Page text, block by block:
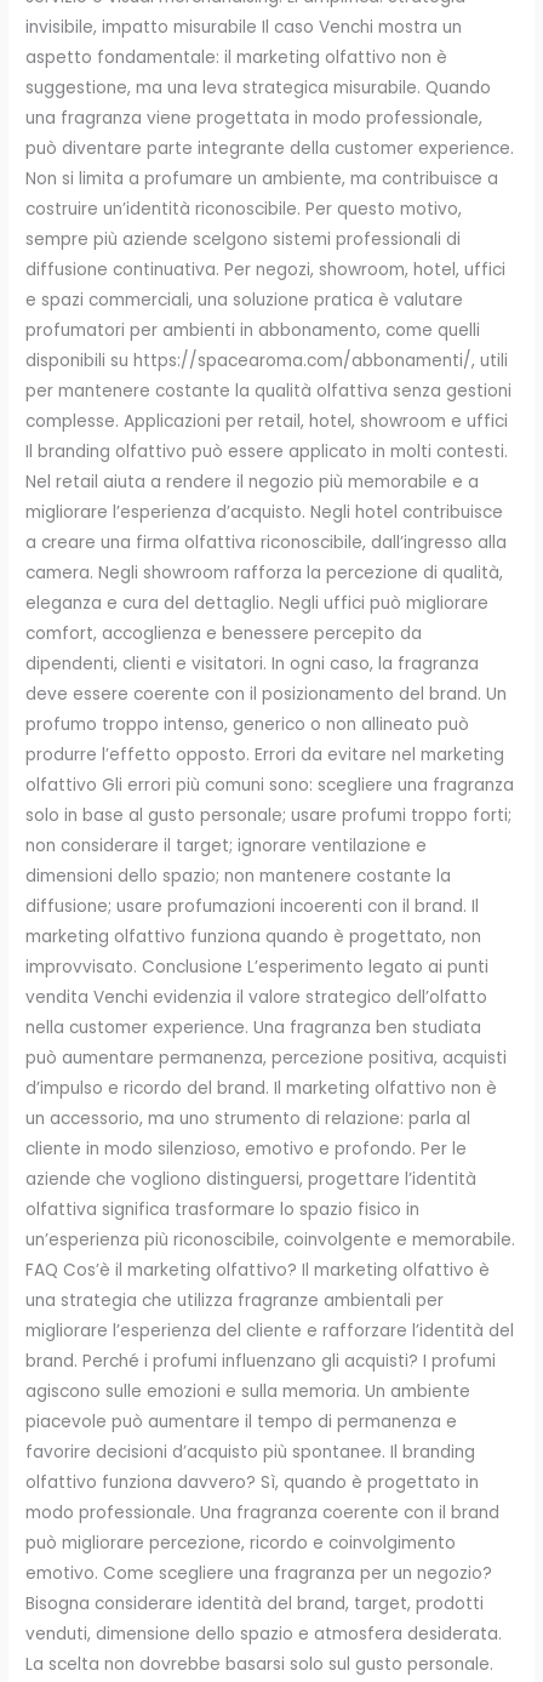
invisibile, impatto misurabile Il caso Venchi mostra un
aspetto fondamentale: il marketing olfattivo non è
suggestione, ma una leva strategica misurabile. Quando
una fragranza viene progettata in modo professionale,
può diventare parte integrante della customer experience.
Non si limita a profumare un ambiente, ma contribuisce a
costruire un’identità riconoscibile. Per questo motivo,
sempre più aziende scelgono sistemi professionali di
diffusione continuativa. Per negozi, showroom, hotel, uffici
e spazi commerciali, una soluzione pratica è valutare
profumatori per ambienti in abbonamento, come quelli
disponibili su https://spacearoma.com/abbonamenti/, utili
per mantenere costante la qualità olfattiva senza gestioni
complesse. Applicazioni per retail, hotel, showroom e uffici
Il branding olfattivo può essere applicato in molti contesti.
Nel retail aiuta a rendere il negozio più memorabile e a
migliorare l’esperienza d’acquisto. Negli hotel contribuisce
a creare una firma olfattiva riconoscibile, dall’ingresso alla
camera. Negli showroom rafforza la percezione di qualità,
eleganza e cura del dettaglio. Negli uffici può migliorare
comfort, accoglienza e benessere percepito da
dipendenti, clienti e visitatori. In ogni caso, la fragranza
deve essere coerente con il posizionamento del brand. Un
profumo troppo intenso, generico o non allineato può
produrre l’effetto opposto. Errori da evitare nel marketing
olfattivo Gli errori più comuni sono: scegliere una fragranza
solo in base al gusto personale; usare profumi troppo forti;
non considerare il target; ignorare ventilazione e
dimensioni dello spazio; non mantenere costante la
diffusione; usare profumazioni incoerenti con il brand. Il
marketing olfattivo funziona quando è progettato, non
improvvisato. Conclusione L’esperimento legato ai punti
vendita Venchi evidenzia il valore strategico dell’olfatto
nella customer experience. Una fragranza ben studiata
può aumentare permanenza, percezione positiva, acquisti
d’impulso e ricordo del brand. Il marketing olfattivo non è
un accessorio, ma uno strumento di relazione: parla al
cliente in modo silenzioso, emotivo e profondo. Per le
aziende che vogliono distinguersi, progettare l’identità
olfattiva significa trasformare lo spazio fisico in
un’esperienza più riconoscibile, coinvolgente e memorabile.
FAQ Cos’è il marketing olfattivo? Il marketing olfattivo è
una strategia che utilizza fragranze ambientali per
migliorare l’esperienza del cliente e rafforzare l’identità del
brand. Perché i profumi influenzano gli acquisti? I profumi
agiscono sulle emozioni e sulla memoria. Un ambiente
piacevole può aumentare il tempo di permanenza e
favorire decisioni d’acquisto più spontanee. Il branding
olfattivo funziona davvero? Sì, quando è progettato in
modo professionale. Una fragranza coerente con il brand
può migliorare percezione, ricordo e coinvolgimento
emotivo. Come scegliere una fragranza per un negozio?
Bisogna considerare identità del brand, target, prodotti
venduti, dimensione dello spazio e atmosfera desiderata.
La scelta non dovrebbe basarsi solo sul gusto personale.